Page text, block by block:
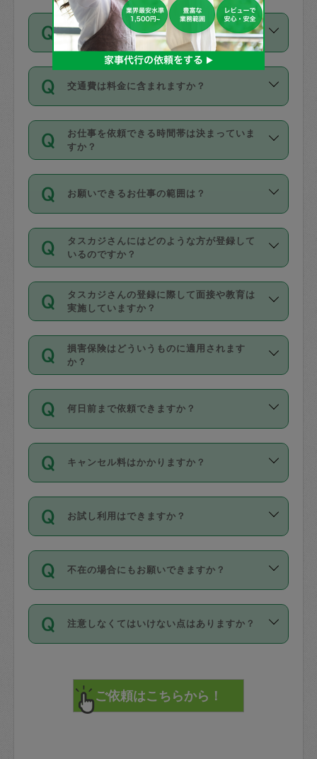
いません。
があり、レビュー件数、レビューの平均
値、などで除々に設定可能な最高額が上
がっていく仕組みになっています。
お支払方法はクレジットカード（Visa／
Master／JCB／AMERICAN EXPRESS／
Diners Club）のみとなります。
カード情報のご登録は、依頼リクエスト
を行う際にご入力ください。プロフィー
ル登録時にはご入力いただかなくても大
丈夫です。
デビットカード・プリペイドカード（Vプ
リカ、au WALLETなど）は支払にはご利
銀行振込や現金払いも対応していませ
なお、タスカジさんの交通費も、依頼料
金のご請求と合わせてお支払いとなりま
動計算で表示されます。
同じタスカジさんに定期的にお願いする場
合はお得になる？
依頼には「スポット」と「定期（毎週｜
隔週）」があり、「定期」の依頼は「ス
ポット」よりお得な料金でご利用できま
す。
定期の最低利用回数は設けていない代わ
りに、一定数を超えたキャンセルは有償
（例：毎週定期の場合は３回以上のキャ
ンセルが有償（1200円、隔週定期の場合
は２回以上のキャンセルが有償（1200
交通費は料金に含まれますか？
交通費は依頼料金とは別途発生し、依頼
料金のご請求と合わせてお支払いとなり
ます。交通費の金額は「依頼の詳細」に
お仕事を依頼できる時間帯は決まっていま
すか？
時間帯は3種類あります。いずれも１回あ
たり３時間です。
・ＡＭ ９時～１２時
・ＰＭ １３時～１６時
・夜 １８時～２１時
開始時間を２時間前後変更することが可
能です。依頼送信後、個別にタスカジさ
んにメッセージを送り調整してくださ
い。ただし、２時間を越えての調整はで
時間も被らない場合、損害保険の対象外
お願いできるお仕事の範囲は？
掃除、整理収納、洗濯、買い物、料理、
作り置きです。タスカジさんによってで
きる仕事の範囲が異なりますので、依頼
する前にタスカジさんのプロフィールで
確認してください。
基本的に、高所での作業や危険作業、屋
外での作業は対象外です。
タスカジさんにはどのような方が登録して
いるのですか？
主婦として長年の家事経験をお持ちの
方、栄養士・調理師といった資格者で保
育園や学校の給食やレストランで料理関
係の専門職に従事されていた方、日本で
すでにハウスキーパーや英語の先生とし
てお仕事をしているフィリピン出身の
社員など様々なバックグラウンドの方が
登録しています。
日本語も話せる方など様々です。
ールに記載していますので、各自の得意
を依頼してください。
タスカジさんの登録に際して面接や教育は
実施していますか？
応募の際に、各自事務局との面接と説明
を行っています。その後、身分証明書の
写真提出をしていただいています。外国
確認しています。タスカジさんトレーニ
ング動画を使ったセルフトレーニングの
現場トライアルを受け、合格したタスカ
ジさんが活動されています。
※テストセンターの講評は１件目のレビュ
参考
【詳細】タスカジさんの登録に際
損害保険はどういうものに適用されます
か？
依頼者とタスカジさんとの間でタスカジ
を通して成立した作業時間内での作業に
適用されます。作業範囲は、掃除、洗
です。作業中に物を壊したり、人にけが
をさせたりした場合が対象で、補償金額
す。
写真を撮り、
詳細FAQ：
損害賠償保険について教えて
何日前まで依頼できますか？
ご依頼は、現在を起点に3日後（72時間
以降）の日時から受付可能となっていま
す。
タスカジさんへ「募集」をかけることが
可能です。
キャンセル料はかかりますか？
キャンセル料には、以下の2種類がありま
す。
1. 直前キャンセル（定期、スポット契約
共通）
72時間を超える※と、以下のキャンセル
料が発生します。
直前キャンセル料：
72時間前〜24時間前＝依頼料金の50%
お試し利用はできますか？
「お試し利用」というメニューはありま
せんが、「一回のみ」依頼を活用するこ
とによって、気に入ったタスカジさんを
まず、条件の合う気になるタスカジさ
みてください。
その後、一番気に入ったタスカジさんに
不在の場合にもお願いできますか？
不在の場合の作業はタスカジさんの同意
が必要です。数回の依頼ののち、タスカ
ジさんと依頼者の間で十分な信頼関係が
てください。
不在時に部屋に入るためにタスカジさん
注意しなくてはいけない点はありますか？
で、必ず鍵のかかるロッカーや金庫に入
れて依頼者の責任の元管理するよう心掛
けてください。